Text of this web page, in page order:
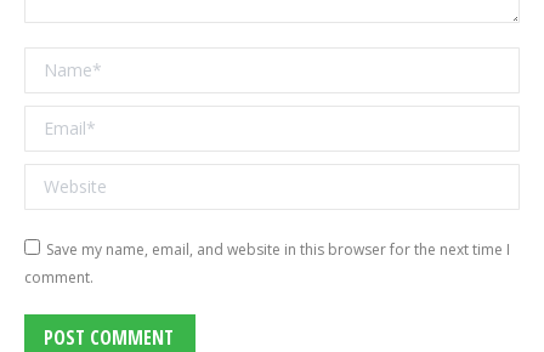
Name *
Email *
Website
Save my name, email, and website in this browser for the next time I
comment.
POST COMMENT